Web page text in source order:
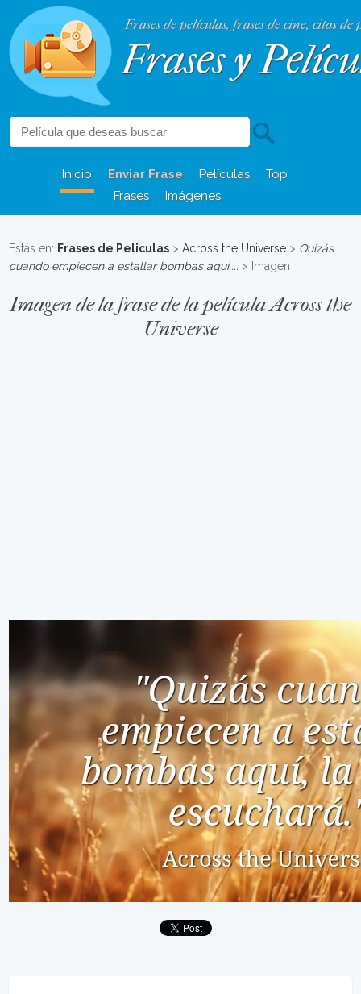
Frases de películas, frases de cine, citas de
Frases y
Inicio Enviar Frase Películas
Top
Frases
Imágenes
Estás en: Frases de Peliculas >Across the Universe > Quizás
cuando empiecen a estallar bombas aquí,... > Imagen
Imagen de la frase de la película Across the
Universe